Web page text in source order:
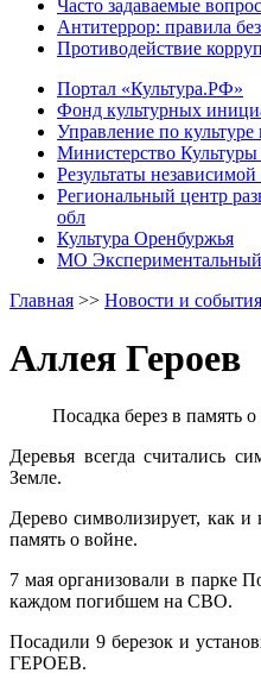
Часто задаваемые
Антитеррор: правила
Противодействие
Портал «Культура.РФ»
Фонд культурных
Управление по
Министерство
Результаты
Региональный центр
обл
Культура Оренбуржья
МО Экспериментальный
Главная >> Новости и события
Аллея Героев
Посадка берез в
Деревья всегда считались
Земле.
Дерево символизирует, как
память о войне.
7 мая организовали в парке
каждом погибшем на СВО.
Посадили 9 березок и
ГЕРОЕВ.